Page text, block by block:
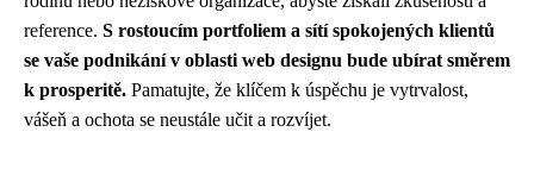
reference. S rostoucím portfoliem a sítí spokojených klientů
se vaše podnikání v oblasti web designu bude ubírat směrem
k prosperitě. Pamatujte, že klíčem k úspěchu je vytrvalost,
vášeň a ochota se neustále učit a rozvíjet.